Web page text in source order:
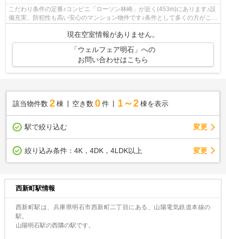
こだわり条件の定番♪コンビニ「ローソン林崎」が近く(453m)にあります♪設
備充実、防犯性も高い安心のマンション物件です♪条件として多くの方がこだ
現在空室情報がありません。
「ウェルフェア明石」への
お問い合わせはこちら
該当物件数 2棟 空き数 0 件 1～2 棟を表示
駅で絞り込む 変更
絞り込み条件： 4K，4DK，4LDK以上 変更
西新町駅情報
西新町駅は、兵庫県明石市西新町二丁目にある、山陽電気鉄道本線の
駅。
山陽明石駅の西隣の駅です。